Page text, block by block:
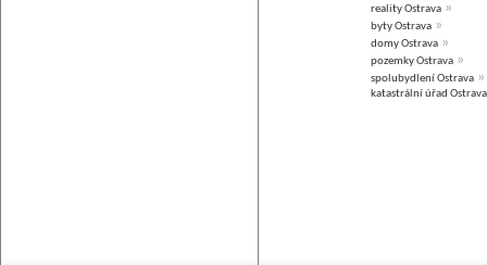
reality Ostrava »
byty Ostrava »
domy Ostrava »
pozemky Ostrava »
spolubydlení Ostrava »
katastrální úřad Ostrava